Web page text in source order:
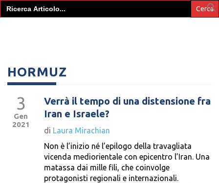
Search
for:
HORMUZ
3
Gen
2021
Verrà il tempo di una distensione fra
Iran e Israele?
di Laura Mirachian
Non è l’inizio né l’epilogo della travagliata
vicenda mediorientale con epicentro l’Iran. Una
matassa dai mille fili, che coinvolge
protagonisti regionali e internazionali.